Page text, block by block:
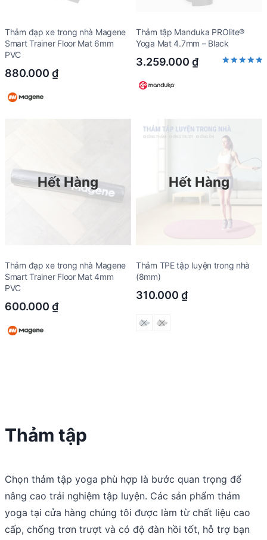
Thảm đạp xe trong nhà Magene
Smart Trainer Floor Mat 6mm
PVC
880.000 ₫
Thảm tập Manduka PROlite®
Yoga Mat 4.7mm – Black
3.259.000 ₫
Hết Hàng
Thảm đạp xe trong nhà Magene
Smart Trainer Floor Mat 4mm
PVC
600.000 ₫
Hết Hàng
Thảm TPE tập luyện trong nhà
(8mm)
310.000 ₫
Thảm tập
Chọn thảm tập yoga phù hợp là bước quan trọng để
nâng cao trải nghiệm tập luyện. Các sản phẩm thảm
yoga tại cửa hàng chúng tôi được làm từ chất liệu cao
cấp, chống trơn trượt và có độ đàn hồi tốt, hỗ trợ bạn